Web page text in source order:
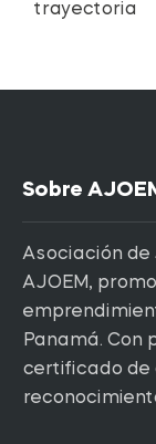
trayectoria
Sobre
Asociación de
AJOEM,
Panamá. Con
certificado de